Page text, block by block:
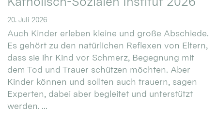
20. Juli 2026
Auch Kinder erleben kleine und große Abschiede.
Es gehört zu den natürlichen Reflexen von Eltern,
dass sie ihr Kind vor Schmerz, Begegnung mit
dem Tod und Trauer schützen möchten. Aber
Kinder können und sollten auch trauern, sagen
Experten, dabei aber begleitet und unterstützt
werden. ...